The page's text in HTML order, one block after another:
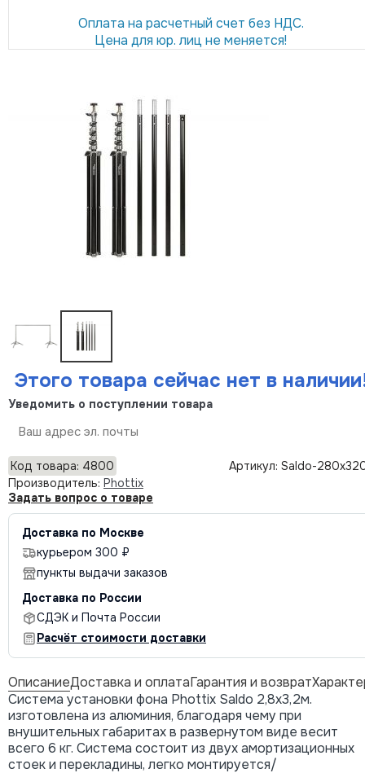
Оплата на расчетный счет без НДС.
Цена для юр. лиц не меняется!
Этого товара сейчас нет в
Уведомить о поступлении товара
Код товара: 4800
Артикул: Saldo-
Производитель: Phottix
Задать вопрос о товаре
Доставка по Москве
курьером 300 ₽
пункты выдачи заказов
Доставка по России
СДЭК и Почта России
Расчёт стоимости доставки
ОписаниеДоставка и оплатаГарантия и возврат
Система установки фона Phottix Saldo 2,8x3,2м.
изготовлена из алюминия, благодаря чему при
внушительных габаритах в развернутом виде весит
всего 6 кг. Система состоит из двух амортизационных
стоек и перекладины, легко монтируется/